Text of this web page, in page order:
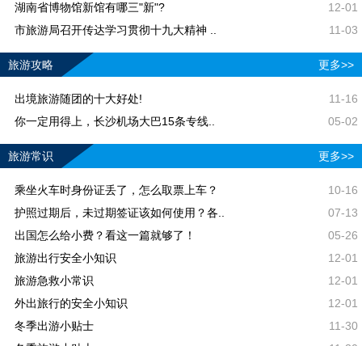
湖南省博物馆新馆有哪三"新"?
12-01
市旅游局召开传达学习贯彻十九大精神 ..
11-03
旅游攻略 更多>>
出境旅游随团的十大好处!
11-16
你一定用得上，长沙机场大巴15条专线..
05-02
旅游常识 更多>>
乘坐火车时身份证丢了，怎么取票上车？
10-16
护照过期后，未过期签证该如何使用？各..
07-13
出国怎么给小费？看这一篇就够了！
05-26
旅游出行安全小知识
12-01
旅游急救小常识
12-01
外出旅行的安全小知识
12-01
冬季出游小贴士
11-30